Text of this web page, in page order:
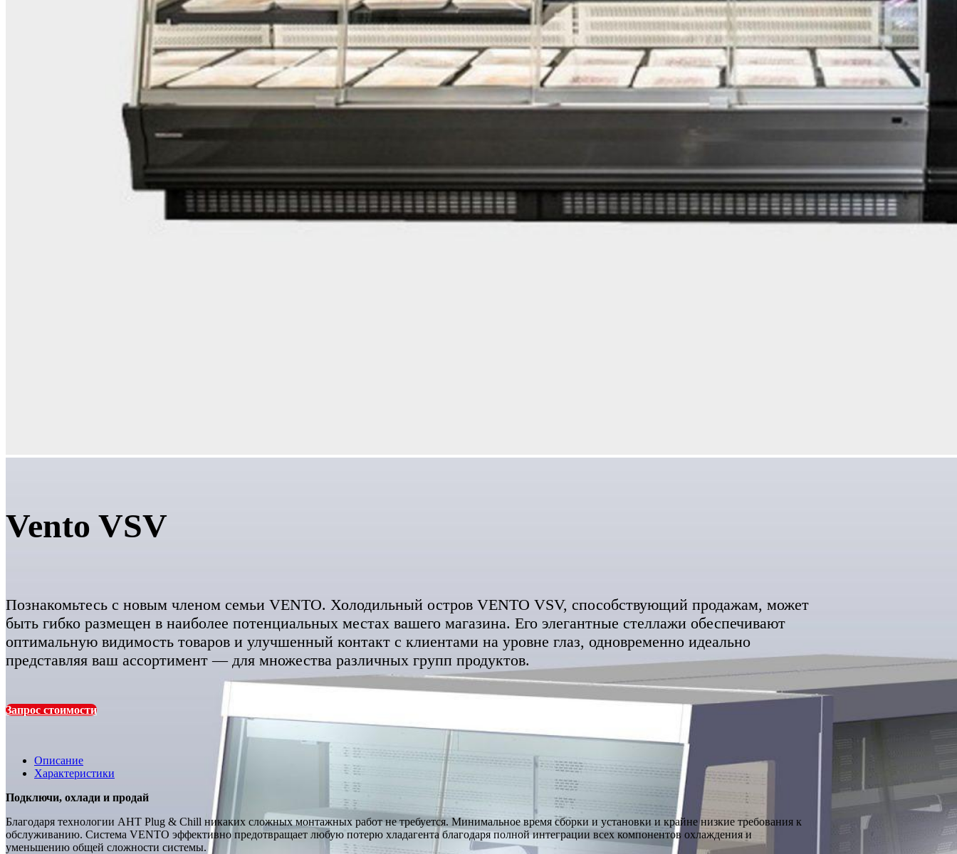
Vento VSV
Познакомьтесь с новым членом семьи VENTO. Холодильный остров VENTO VSV, способствующий продажам, может
быть гибко размещен в наиболее потенциальных местах вашего магазина. Его элегантные стеллажи обеспечивают
оптимальную видимость товаров и улучшенный контакт с клиентами на уровне глаз, одновременно идеально
представляя ваш ассортимент — для множества различных групп продуктов.
Запрос стоимости
Описание
Характеристики
Подключи, охлади и продай
Благодаря технологии AHT Plug & Chill никаких сложных монтажных работ не требуется. Минимальное время сборки и установки и крайне низкие требования к
обслуживанию. Система VENTO эффективно предотвращает любую потерю хладагента благодаря полной интеграции всех компонентов охлаждения и
уменьшению общей сложности системы.